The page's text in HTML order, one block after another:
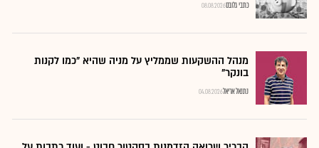
08.08.2026כתבי גלובס
מנהל ההשקעות שממליץ על מניה שהיא "כמו לקנות
בונקר"
04.08.2026נתנאל אריאל